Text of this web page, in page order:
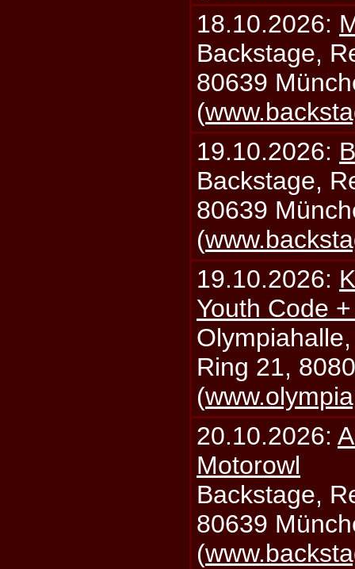
18.10.2026:
Backstage,
80639
(
19.10.2026:
Backstage,
80639
(
19.10.2026:
Youth Code
Ring 21,
(
20.10.2026:
Motorowl
Backstage,
80639
(